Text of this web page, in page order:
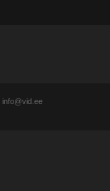
info@vid.ee